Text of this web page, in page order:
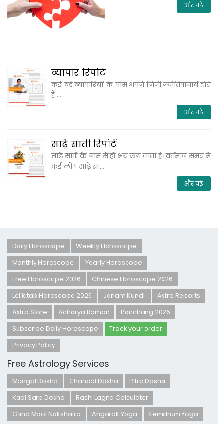
और पढ़ें
व्‍यापार रिपोर्ट
कई बड़े व्‍यापारियों के पास अपने निजी ज्‍योतिषाचार्य होते
हैं ...
और पढ़ें
साढ़े साती रिपोर्ट
साढ़े साती के नाम से ही भय लग जाता है। वर्तमान समय में
कई लोग साढ़े सा...
और पढ़ें
Daily Horoscope
Weekly Horoscope
Monthly Horoscope
Yearly Horoscope
Free Horoscope 2026
Chinese Horoscope 2026
Lal kitab Horoscope 2026
Janam Kundli
Astro Reports
Astro Store
Acharya Raman
Panchang 2026
Subscribe Daily Horoscope
Track your order
Privacy Policy
Free Astrology Services
Mangal Dosha Chandal Dosha
Pitra Dosha
Kaal Sarp Dosha
Rashi Lagna Calculator
Gand Mool Nakshatra
Angarak Yoga Kemdrum Yoga